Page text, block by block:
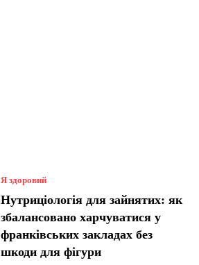
Я здоровий
Нутриціологія для зайнятих: як
збалансовано харчуватися у
франківських закладах без
шкоди для фігури